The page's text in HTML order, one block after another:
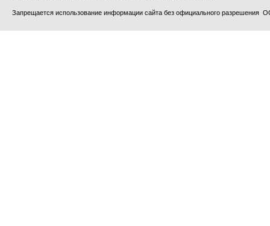
Запрещается использование информации сайта без официального разрешения